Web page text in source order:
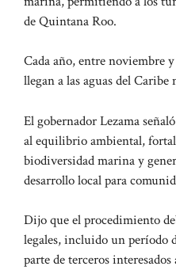
de Quintana Roo.
Cada año, entre noviembre
llegan a las aguas del Caribe
El gobernador Lezama
al equilibrio ambiental,
biodiversidad marina y
desarrollo local para
Dijo que el procedimiento
legales, incluido un período
parte de terceros interesados